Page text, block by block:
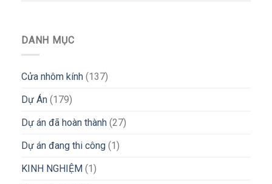
DANH MỤC
Cửa nhôm kính (137)
Dự Án (179)
Dự án đã hoàn thành (27)
Dự án đang thi công (1)
KINH NGHIỆM (1)